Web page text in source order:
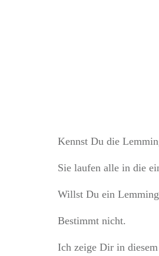
Kennst Du die
Sie laufen alle in die
Willst Du ein
Bestimmt nicht.
Ich zeige Dir in